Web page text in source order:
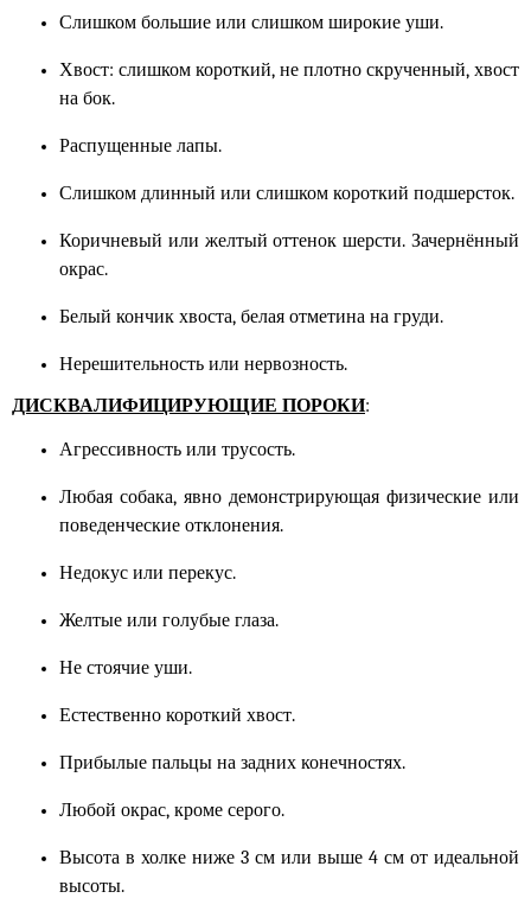
Слишком большие или слишком широкие уши.
Хвост: слишком короткий, не плотно скрученный, хвост
на бок.
Распущенные лапы.
Слишком длинный или слишком короткий подшерсток.
Коричневый или желтый оттенок шерсти. Зачернённый
окрас.
Белый кончик хвоста, белая отметина на груди.
Нерешительность или нервозность.
ДИСКВАЛИФИЦИРУЮЩИЕ ПОРОКИ:
Агрессивность или трусость.
Любая собака, явно демонстрирующая физические или
поведенческие отклонения.
Недокус или перекус.
Желтые или голубые глаза.
Не стоячие уши.
Естественно короткий хвост.
Прибылые пальцы на задних конечностях.
Любой окрас, кроме серого.
Высота в холке ниже 3 см или выше 4 см от идеальной
высоты.